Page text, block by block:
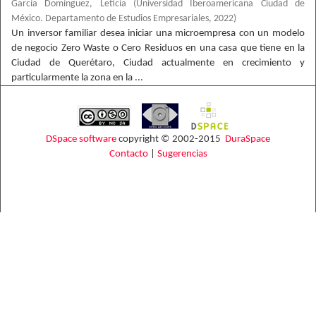
García Domínguez, Leticia (Universidad Iberoamericana Ciudad de
México. Departamento de Estudios Empresariales, 2022)
Un inversor familiar desea iniciar una microempresa con un modelo
de negocio Zero Waste o Cero Residuos en una casa que tiene en la
Ciudad de Querétaro, Ciudad actualmente en crecimiento y
particularmente la zona en la ...
DSpace software copyright © 2002-2015 DuraSpace
Contacto| Sugerencias